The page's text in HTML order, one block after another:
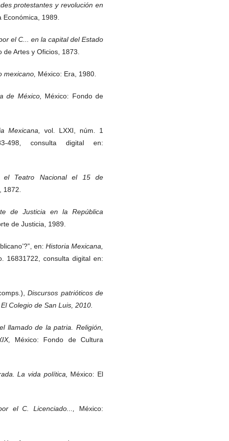
protestantes y revolución en
1989.
el C... en la capital del Estado
Artes y Oficios, 1873.
mexicano, México: Era, 1980.
de México, México: Fondo de
Mexicana, vol. LXXI, núm. 1
498, consulta digital en:
el Teatro Nacional el 15 de
1872.
de Justicia en la República
de Justicia, 1989.
en: Historia Mexicana,
16831722, consulta digital en:
Discursos patrióticos de
Colegio de San Luis, 2010.
llamado de la patria. Religión,
México: Fondo de Cultura
La vida política, México: El
el C. Licenciado..., México: